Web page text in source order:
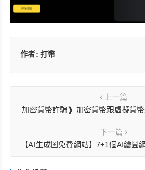
作者:打幣
上一篇
加密貨幣詐騙❱ 加密貨幣跟虛擬貨
下一篇
【AI生成圖免費網站】7+1個AI繪圖